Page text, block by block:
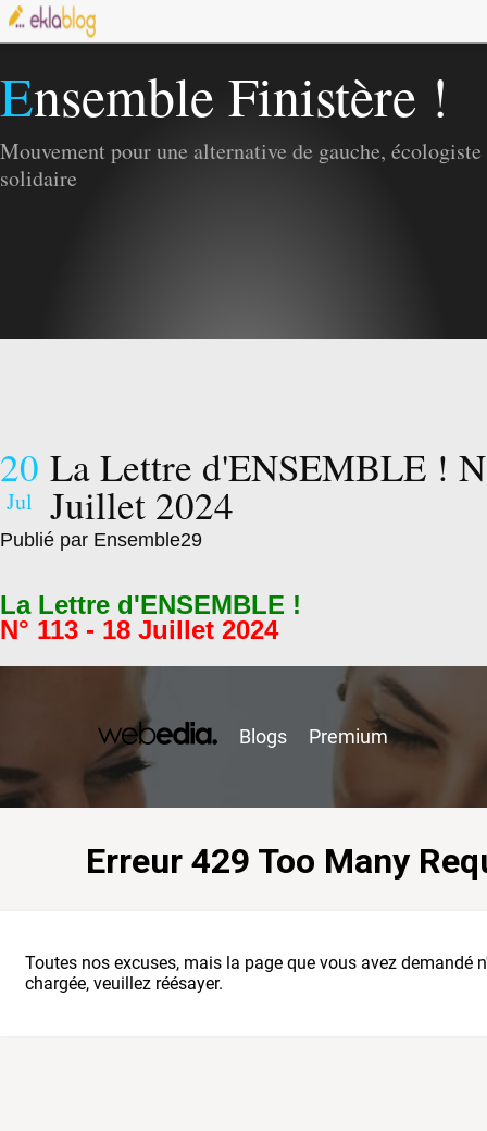
Ensemble Finistère !
Mouvement pour une alternative de gauche, écologiste
solidaire
20
Jul
La Lettre d'ENSEMBLE !
Juillet 2024
Publié par Ensemble29
La Lettre d'ENSEMBLE !
N° 113 - 18 Juillet 2024